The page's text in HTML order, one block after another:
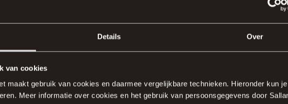
Details Over
van cookies
maakt gebruik van cookies en daarmee vergelijkbare technieken. Hieronder kun
Meer informatie over cookies en het gebruik van persoonsgegevens door
Salland Parket. U kunt inspiratie opdoen via onze
bekijken in onze showroom. Hier ervaart u het verschil
houten vloeren.
aan onze showroom in